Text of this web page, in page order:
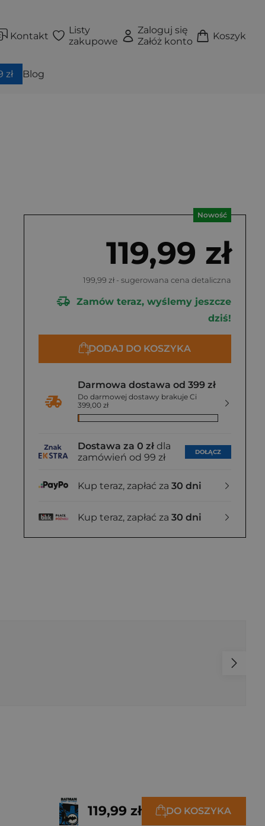
Kontakt
Listy
zakupowe
Zaloguj się
Załóż konto
Koszyk
zł Blog
Nowość
119,99 zł
199,99 zł - sugerowana cena detaliczna
Zamów teraz, wyślemy jeszcze
dziś!
DODAJ DO KOSZYKA
Darmowa dostawa od 399 zł
Do darmowej dostawy brakuje Ci
399,00 zł
Dostawa za 0 zł dla
zamówień od 99 zł
DOŁĄCZ
Kup teraz, zapłać za 30 dni
Kup teraz, zapłać za 30 dni
119,99 zł DO KOSZYKA